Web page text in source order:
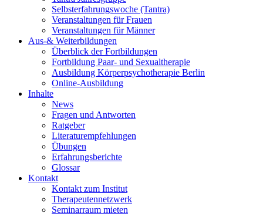
Selbsterfahrungswoche (Tantra)
Veranstaltungen für Frauen
Veranstaltungen für Männer
Aus-& Weiterbildungen
Überblick der Fortbildungen
Fortbildung Paar- und Sexualtherapie
Ausbildung Körperpsychotherapie Berlin
Online-Ausbildung
Inhalte
News
Fragen und Antworten
Ratgeber
Literaturempfehlungen
Übungen
Erfahrungsberichte
Glossar
Kontakt
Kontakt zum Institut
Therapeutennetzwerk
Seminarraum mieten